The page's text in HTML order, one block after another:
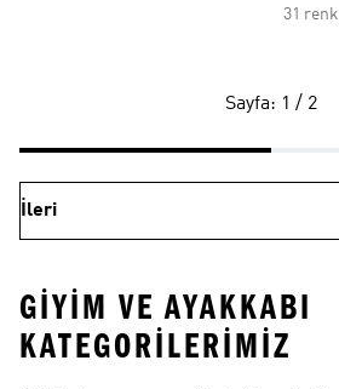
31 renk
Sayfa: 1 / 2
İleri
GIYIM VE AYAKKABI
KATEGORILERIMIZ